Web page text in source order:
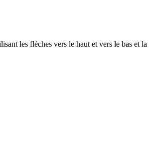
les flèches vers le haut et vers le bas et